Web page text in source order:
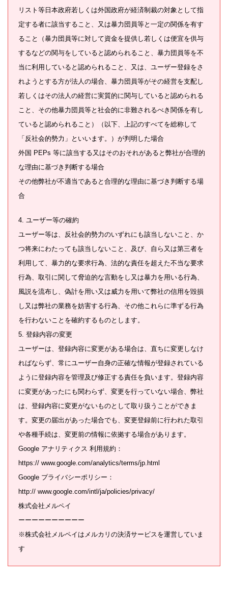
リスト等日本政府若しくは外国政府が経済制裁の対象として指
定する者に該当すること、又は暴力団員等と一定の関係を有す
ること（暴力団員等に対して資金を提供し若しくは便宜を供与
するなどの関与をしていると認められること、暴力団員等を不
当に利用していると認められること、又は、ユーザー登録をさ
れようとする方が法人の場合、暴力団員等がその経営を支配し
若しくはその法人の経営に実質的に関与していると認められる
こと、その他暴力団員等と社会的に非難されるべき関係を有し
ていると認められること）（以下、上記のすべてを総称して
「反社会的勢力」といいます。）が判明した場合
外国 PEPs 等に該当する又はそのおそれがあると弊社が合理的
な理由に基づき判断する場合
その他弊社が不適当であると合理的な理由に基づき判断する場
合
4. ユーザー等の確約
ユーザー等は、反社会的勢力のいずれにも該当しないこと、か
つ将来にわたっても該当しないこと、及び、自ら又は第三者を
利用して、暴力的な要求行為、法的な責任を超えた不当な要求
行為、取引に関して脅迫的な言動をし又は暴力を用いる行為、
風説を流布し、偽計を用い又は威力を用いて弊社の信用を毀損
し又は弊社の業務を妨害する行為、その他これらに準ずる行為
を行わないことを確約するものとします。
5. 登録内容の変更
ユーザーは、登録内容に変更がある場合は、直ちに変更しなけ
ればならず、常にユーザー自身の正確な情報が登録されている
ように登録内容を管理及び修正する責任を負います。登録内容
に変更があったにも関わらず、変更を行っていない場合、弊社
は、登録内容に変更がないものとして取り扱うことができま
す。変更の届出があった場合でも、変更登録前に行われた取引
や各種手続は、変更前の情報に依拠する場合があります。
Google アナリティクス 利用規約：
https:// www.google.com/analytics/terms/jp.html
Google プライバシーポリシー：
http:// www.google.com/intl/ja/policies/privacy/
株式会社メルペイ
ーーーーーーーーーー
※株式会社メルペイはメルカリの決済サービスを運営していま
す